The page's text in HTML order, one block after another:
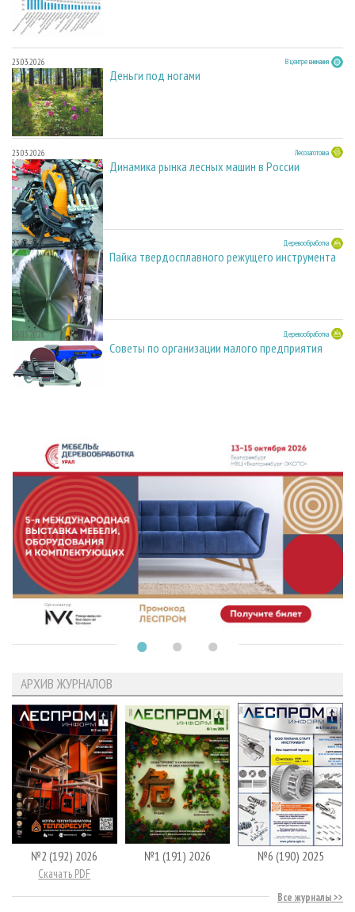
23.03.2026 В центре внимания
Деньги под ногами
23.03.2026 Лесозаготовка
Динамика рынка лесных машин в России
23.03.2026 Деревообработка
Пайка твердосплавного режущего инструмента
23.03.2026 Деревообработка
Советы по организации малого предприятия
АРХИВ ЖУРНАЛОВ
№2 (192) 2026
Скачать PDF
№1 (191) 2026 №6 (190) 2025
Все журналы